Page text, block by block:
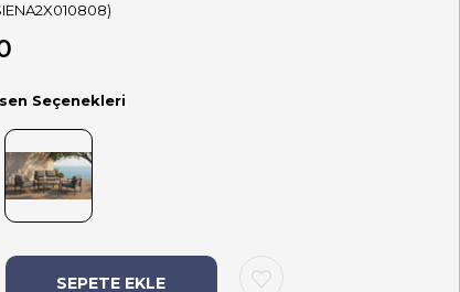
Seçenekleri